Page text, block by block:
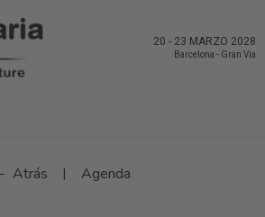
20 - 23 MARZO 2028
Barcelona - Gran Via
Atrás | Agenda